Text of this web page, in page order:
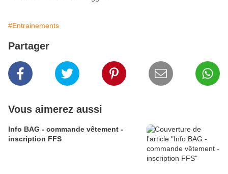
#Entrainements
Partager
Vous aimerez aussi
Info BAG - commande vêtement -
inscription FFS